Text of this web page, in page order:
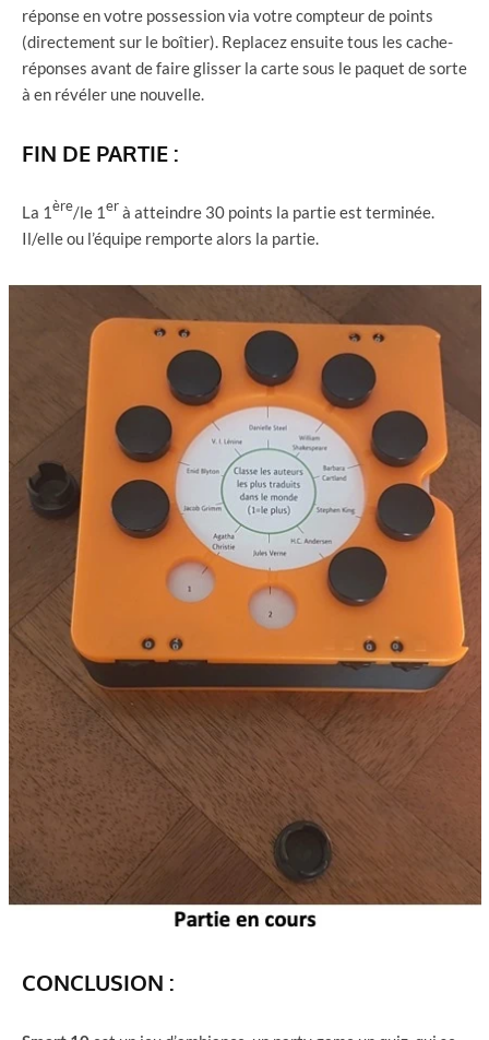
réponse en votre possession via votre compteur de points
(directement sur le boîtier). Replacez ensuite tous les cache-
réponses avant de faire glisser la carte sous le paquet de sorte
à en révéler une nouvelle.
FIN DE PARTIE :
La 1 ère/le 1 er à atteindre 30 points la partie est terminée.
Il/elle ou l’équipe remporte alors la partie.
CONCLUSION :